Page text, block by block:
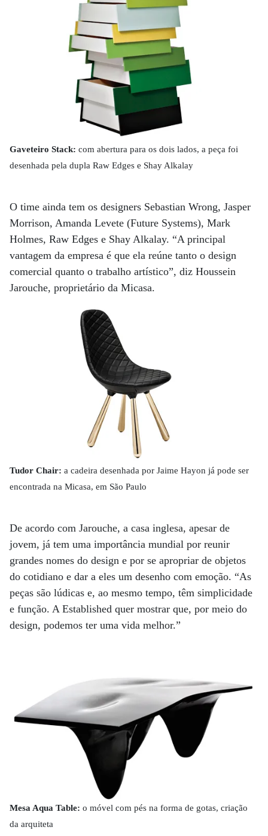
Gaveteiro Stack: com abertura para os dois lados, a peça foi
desenhada pela dupla Raw Edges e Shay Alkalay
O time ainda tem os designers Sebastian Wrong, Jasper
Morrison, Amanda Levete (Future Systems), Mark
Holmes, Raw Edges e Shay Alkalay. “A principal
vantagem da empresa é que ela reúne tanto o design
comercial quanto o trabalho artístico”, diz Houssein
Jarouche, proprietário da Micasa.
Tudor Chair: a cadeira desenhada por Jaime Hayon já pode ser
encontrada na Micasa, em São Paulo
De acordo com Jarouche, a casa inglesa, apesar de
jovem, já tem uma importância mundial por reunir
grandes nomes do design e por se apropriar de objetos
do cotidiano e dar a eles um desenho com emoção. “As
peças são lúdicas e, ao mesmo tempo, têm simplicidade
e função. A Established quer mostrar que, por meio do
design, podemos ter uma vida melhor.”
Mesa Aqua Table: o móvel com pés na forma de gotas, criação
da arquiteta